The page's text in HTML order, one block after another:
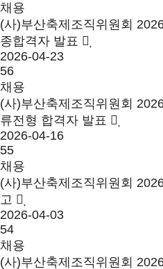
채용
(사)부산축제조직위원회
종합격자 발표
2026-04-23
56
채용
(사)부산축제조직위원회
류전형 합격자 발표
2026-04-16
55
채용
(사)부산축제조직위원회
고
2026-04-03
54
채용
(사)부산축제조직위원회